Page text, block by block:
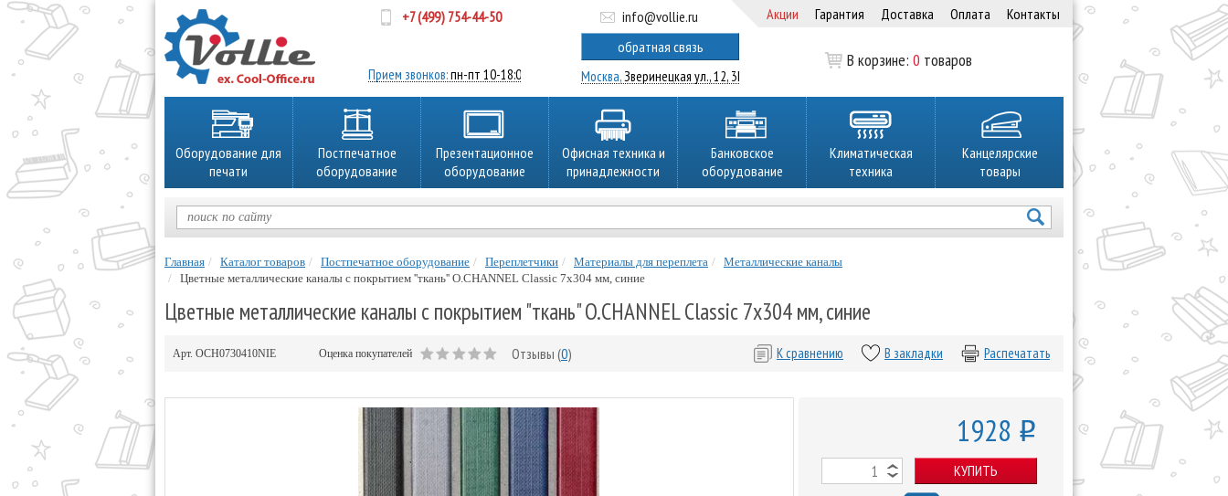
+7 (499) 754-44-50
Прием звонков:пн-пт 10-18:00
info@vollie.ru
обратная связь
Москва,Зверинецкая ул., 12, 3Ц
Акции Гарантия Доставка Оплата Контакты
В корзине:0 товаров
Оборудование для
печати
Постпечатное
оборудование
Презентационное
оборудование
Офисная техника и
принадлежности
Банковское
оборудование
Климатическая
техника
Канцелярские
товары
Главная Каталог товаров Постпечатное оборудование Переплетчики Материалы для переплета
Металлические каналы
Цветные металлические каналы с покрытием ''ткань'' O.CHANNEL Classic 7х304 мм, синие
Цветные металлические каналы с покрытием "ткань" O.CHANNEL Classic 7х304 мм, синие
Арт. OCH0730410NIE Оценка покупателей Отзывы (0) Распечатать
В закладки
К сравнению
1928 o
КУПИТЬ